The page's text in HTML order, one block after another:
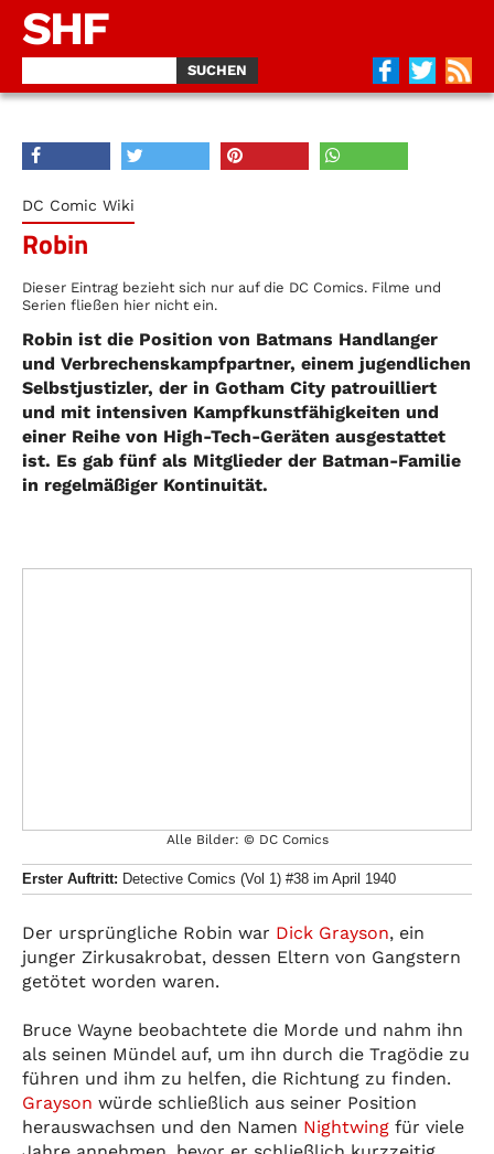
SHF
DC Comic Wiki
Robin
Dieser Eintrag bezieht sich nur auf die DC Comics. Filme und
Serien fließen hier nicht ein.
Robin ist die Position von Batmans Handlanger
und Verbrechenskampfpartner, einem jugendlichen
Selbstjustizler, der in Gotham City patrouilliert
und mit intensiven Kampfkunstfähigkeiten und
einer Reihe von High-Tech-Geräten ausgestattet
ist. Es gab fünf als Mitglieder der Batman-Familie
in regelmäßiger Kontinuität.
Alle Bilder: © DC Comics
Erster Auftritt: Detective Comics (Vol 1) #38 im April 1940
Der ursprüngliche Robin war Dick Grayson, ein
junger Zirkusakrobat, dessen Eltern von Gangstern
getötet worden waren.
Bruce Wayne beobachtete die Morde und nahm ihn
als seinen Mündel auf, um ihn durch die Tragödie zu
führen und ihm zu helfen, die Richtung zu finden.
Grayson würde schließlich aus seiner Position
herauswachsen und den Namen Nightwing für viele